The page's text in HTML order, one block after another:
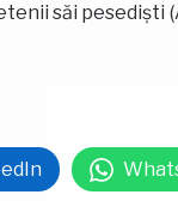
săi pesediști